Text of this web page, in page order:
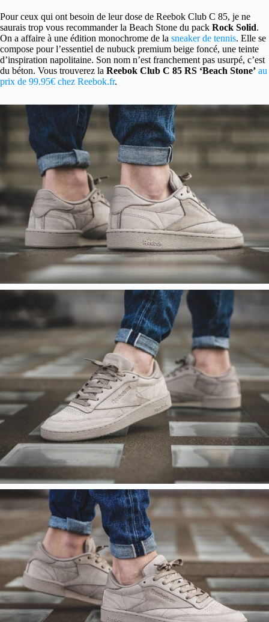
Pour ceux qui ont besoin de leur dose de Reebok Club C 85, je ne
saurais trop vous recommander la Beach Stone du pack Rock Solid.
On a affaire à une édition monochrome de la sneaker de tennis. Elle se
compose pour l’essentiel de nubuck premium beige foncé, une teinte
d’inspiration napolitaine. Son nom n’est franchement pas usurpé, c’est
du béton. Vous trouverez la Reebok Club C 85 RS ‘Beach Stone’ au
prix de 99.95€ chez Reebok.fr.